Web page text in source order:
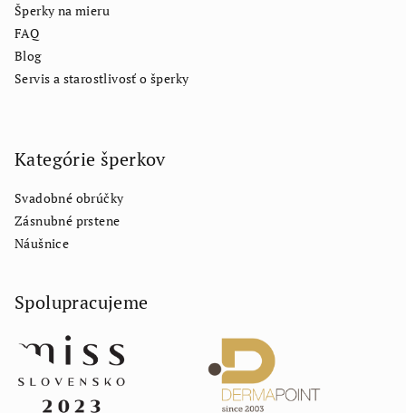
Šperky na mieru
FAQ
Blog
Servis a starostlivosť o šperky
Kategórie šperkov
Svadobné obrúčky
Zásnubné prstene
Náušnice
Spolupracujeme